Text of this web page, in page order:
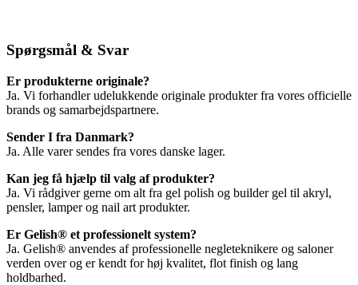
Spørgsmål & Svar
Er produkterne originale?
Ja. Vi forhandler udelukkende originale produkter fra vores officielle
brands og samarbejdspartnere.
Sender I fra Danmark?
Ja. Alle varer sendes fra vores danske lager.
Kan jeg få hjælp til valg af produkter?
Ja. Vi rådgiver gerne om alt fra gel polish og builder gel til akryl,
pensler, lamper og nail art produkter.
Er Gelish® et professionelt system?
Ja. Gelish® anvendes af professionelle negleteknikere og saloner
verden over og er kendt for høj kvalitet, flot finish og lang
holdbarhed.